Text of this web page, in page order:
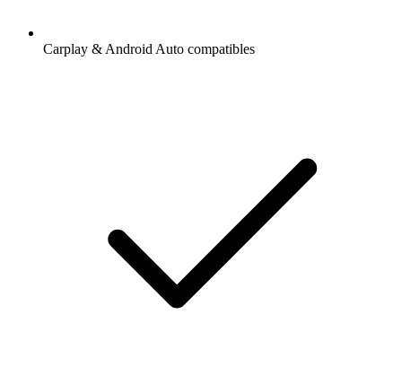
Carplay & Android Auto compatibles